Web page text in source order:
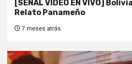
[SEÑAL VIDEO EN VIVO]
Relato Panameño
7 meses atrás